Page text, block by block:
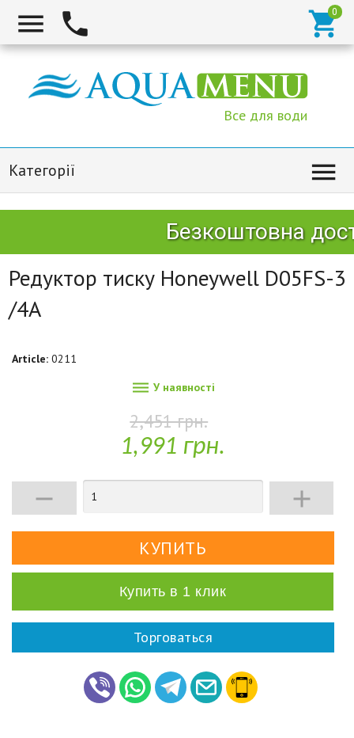
  
Все для води
Категорії 
Безкоштовна
Редуктор тиску Honeywell D05FS-3
/4A
Article: 0211
 У наявності
2,451 грн.
1,991 грн.
 
Купить в 1 клик
Торговаться